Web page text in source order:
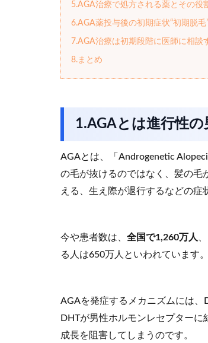
5.AGA治療で処方される薬とその役
6.AGA薬投与後の初期症状“初期脱毛
7.AGA治療は初期段階に医師に相談
8.まとめ
1.AGAとは進行性の
AGAとは、「Androgenetic
の毛が抜けるのではなく、髪の毛
える、生え際が退行するなどの症
今や患者数は、 全国で1,260万人
る人は650万人といわれています。
AGAを発症するメカニズムには、
DHTが男性ホルモンレセプター
成長を阻害してしまうのです。